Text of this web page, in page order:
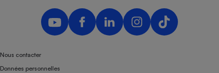
Nous contacter
Données personnelles